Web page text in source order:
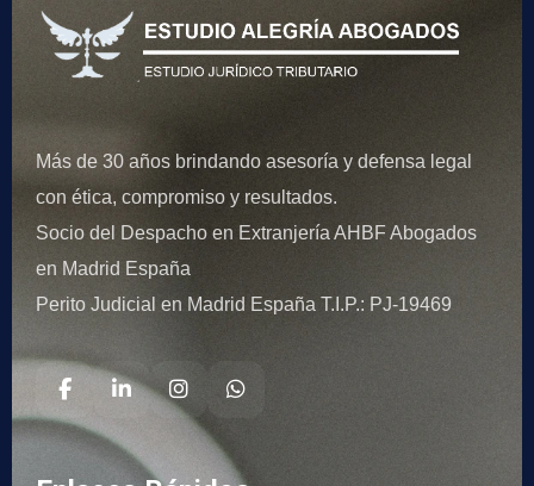
Más de 30 años brindando asesoría y defensa legal
con ética, compromiso y resultados.
Socio del Despacho en Extranjería AHBF Abogados
en Madrid España
Perito Judicial en Madrid España T.I.P.: PJ-19469